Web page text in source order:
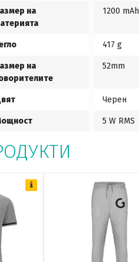
на
1200 mAh
417 g
на
52mm
Черен
5 W RMS